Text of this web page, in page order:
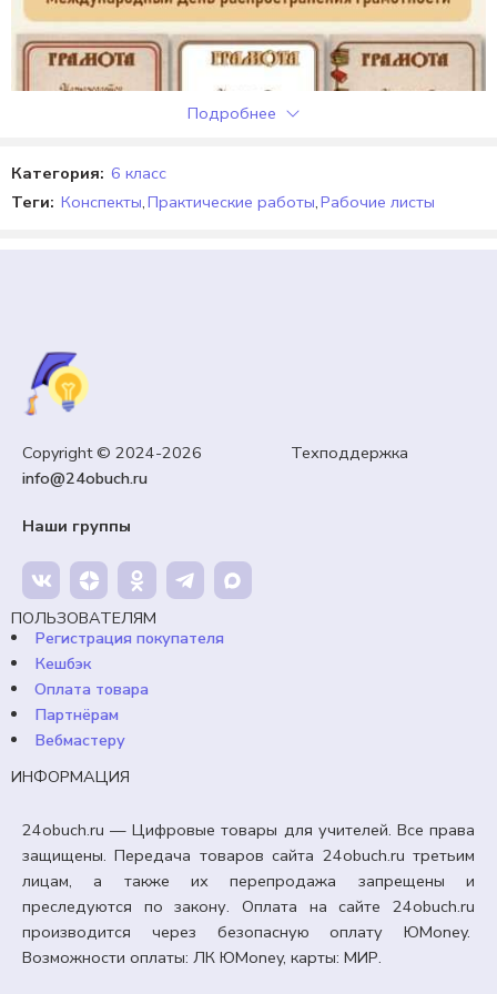
рамкой толщиной 0,5 см.
ГРАМОТЫ, ДИПЛОМЫ, СЕРТИФИКАТЫ, КУПОНЫ
Грамоты и закладки. Международный День
Редактируемые.
65,00 ₽Кешбэк: 10 рублей
Продавец:24obuch.ru
Подробнее
Категория: 6 класс
Теги: Конспекты,Практические работы,Рабочие листы
Copyright © 2024-2026 Техподдержка
info@24obuch.ru
Наши группы
ПОЛЬЗОВАТЕЛЯМ
Регистрация покупателя
Кешбэк
Оплата товара
Партнёрам
Вебмастеру
ИНФОРМАЦИЯ
24obuch.ru — Цифровые товары для учителей. Все права
защищены. Передача товаров сайта 24obuch.ru третьим
лицам, а также их перепродажа запрещены и
преследуются по закону. Оплата на сайте 24obuch.ru
производится через безопасную оплату ЮMoney.
Возможности оплаты: ЛК ЮMoney, карты: МИР.